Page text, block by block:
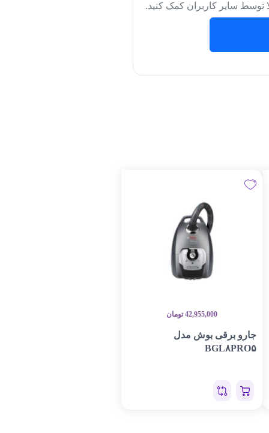
توسط سایر کاربران کمک کنید.
42,955,000 تومان
جارو برقی بوش مدل
BGL۸PRO۵